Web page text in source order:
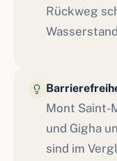
Rückweg
Mont Saint-
und Gigha
sind im